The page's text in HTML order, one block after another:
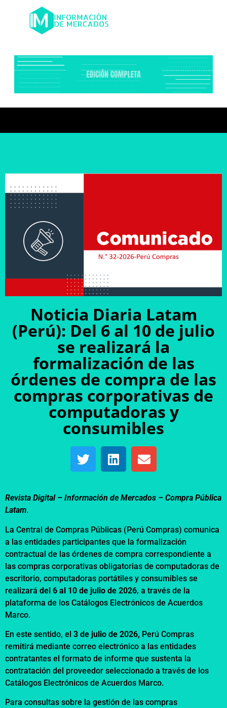
Noticia Diaria Latam
(Perú): Del 6 al 10 de julio
se realizará la
formalización de las
órdenes de compra de las
compras corporativas de
computadoras y
consumibles
Revista Digital – Información de Mercados – Compra Pública
Latam.
La Central de Compras Públicas (Perú Compras) comunica
a las entidades participantes que la formalización
contractual de las órdenes de compra correspondiente a
las compras corporativas obligatorias de computadoras de
escritorio, computadoras portátiles y consumibles se
realizará del 6 al 10 de julio de 2026, a través de la
plataforma de los Catálogos Electrónicos de Acuerdos
Marco.
En este sentido, el 3 de julio de 2026, Perú Compras
remitirá mediante correo electrónico a las entidades
contratantes el formato de informe que sustenta la
contratación del proveedor seleccionado a través de los
Catálogos Electrónicos de Acuerdos Marco.
Para consultas sobre la gestión de las compras